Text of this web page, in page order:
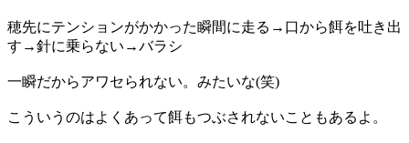
穂先にテンションがかかった瞬間に走る→口から餌を吐き出
す→針に乗らない→バラシ
一瞬だからアワセられない。みたいな(笑)
こういうのはよくあって餌もつぶされないこともあるよ。